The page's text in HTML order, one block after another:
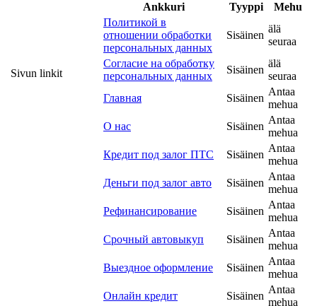
Sivun linkit
Ankkuri Tyyppi
Mehu
Политикой в
отношении обработки
персональных данных
Sisäinen
älä
seuraa
Согласие на обработку
персональных данных
Sisäinen
älä
seuraa
Главная
Sisäinen
Antaa
mehua
О нас
Sisäinen
Antaa
mehua
Кредит под залог ПТС
Sisäinen
Antaa
mehua
Деньги под залог авто
Sisäinen
Antaa
mehua
Рефинансирование
Sisäinen
Antaa
mehua
Срочный автовыкуп
Sisäinen
Antaa
mehua
Выездное оформление
Sisäinen
Antaa
mehua
Онлайн кредит
Sisäinen
Antaa
mehua